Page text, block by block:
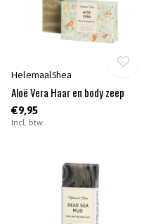
HelemaalShea
Aloë Vera Haar en body zeep
€9,95
Incl. btw